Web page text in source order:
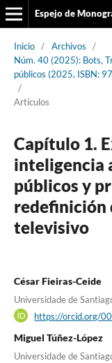
Espejo de
Inicio / Archivos
/
Núm. 40 (2025): Bots,
públicos (2025, ISBN:
/
Artículos
Capítulo 1.
inteligencia
públicos y
redefinición
televisivo
César Fieiras-Ceide
Universidade de
https://orcid.org/
Miguel Túñez-López
Universidade de